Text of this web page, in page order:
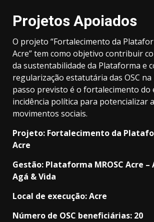
Projetos Apoiados
O projeto “Fortalecimento da
Acre” tem como objetivo contribuir
da sustentabilidade da Plataforma e
regularização estatutária das OSC
passo previsto é o fortalecimento do
incidência política para potencializar
movimentos sociais.
Projeto: Fortalecimento da
Acre
Gestão: Plataforma MROSC Acre –
Agá & Vida
Local de execução: Acre
Número de OSC beneficiárias: 20